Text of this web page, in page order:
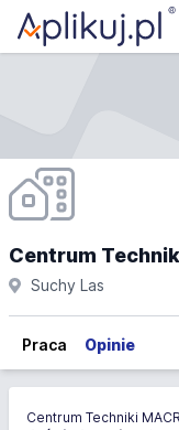
Centrum
Suchy Las
Praca Opinie
Centrum Techniki